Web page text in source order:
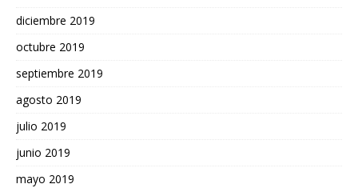
diciembre 2019
octubre 2019
septiembre 2019
agosto 2019
julio 2019
junio 2019
mayo 2019